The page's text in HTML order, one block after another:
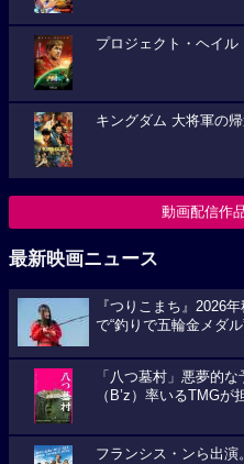
プロジェクト・ヘイル
キングダム 大将軍の
動画配信作
最新映画ニュース
『つりこまち』2026
で“釣りで五輪金メダ
「八つ墓村」悪夢的
（B’z）率いるTMGが
フランシス・ンら出